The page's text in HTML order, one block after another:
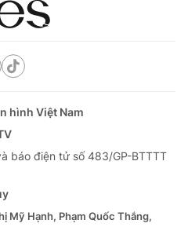
hình Việt Nam
báo điện tử số 483/GP-BTTTT
Mỹ Hạnh, Phạm Quốc Thắng,